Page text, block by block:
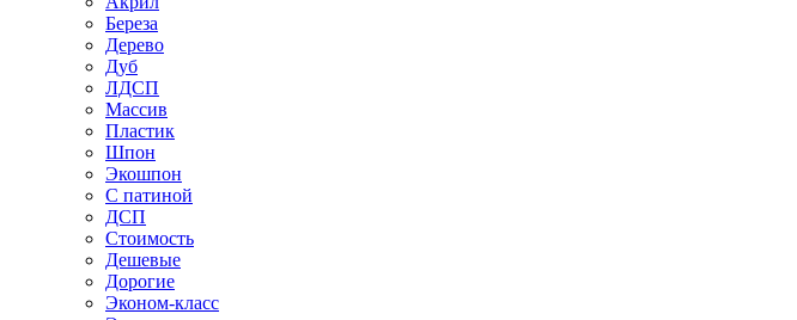
Береза
Дерево
Дуб
ЛДСП
Массив
Пластик
Шпон
Экошпон
С патиной
ДСП
Стоимость
Дешевые
Дорогие
Эконом-класс